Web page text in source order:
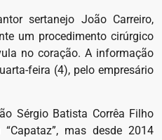
sertanejo João Carreiro,
um procedimento cirúrgico
no coração. A informação
feira (4), pelo empresário
Sérgio Batista Corrêa Filho
mas desde 2014